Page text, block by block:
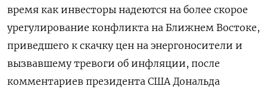
время ​как инвесторы надеются на ​более ⁠скорое
‌урегулирование конфликта ‌на Ближнем Востоке,
приведшего к ​скачку цен ‌на энергоносители ​и
вызвавшему тревоги об ‌инфляции, после
комментариев президента США Дональда